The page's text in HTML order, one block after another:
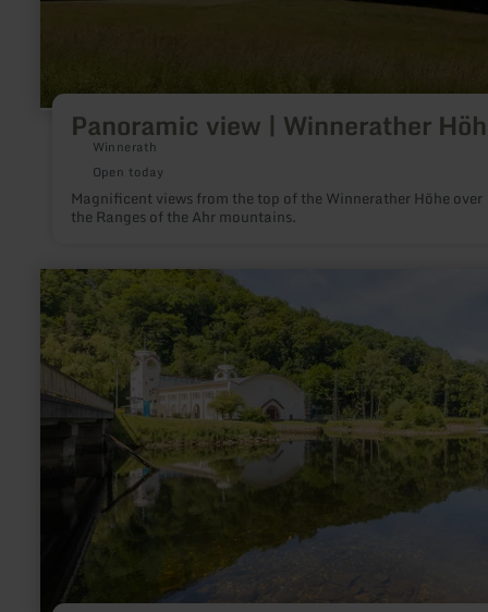
Panoramic view | Winnerather
Winnerath
Open today
Magnificent views from the top of the Winnerather Höhe over
the Ranges of the Ahr mountains.
learn
more
about:
Jugendstil-
Wasserkraftwerk
Heimbach